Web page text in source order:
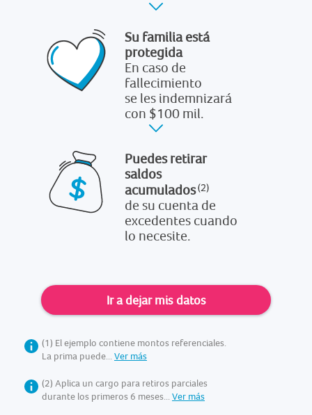
Su familia está
protegida
En caso de
fallecimiento
se les indemnizará
con $100 mil.
Puedes retirar
saldos
acumulados
de su cuenta de
excedentes cuando
lo necesite.
Ir a dejar mis datos
(1) El ejemplo contiene montos referenciales.
La prima puede... Ver más
(2) Aplica un cargo para retiros parciales
durante los primeros 6 meses... Ver más